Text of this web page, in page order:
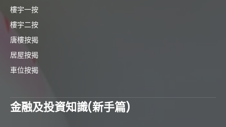
樓宇一按
樓宇二按
唐樓按揭
居屋按揭
車位按揭
金融及投資知識(新手篇)